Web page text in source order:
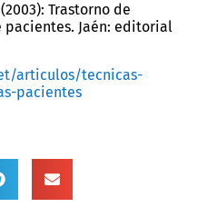
Trastorno de
Jaén: editorial
articulos/tecnicas-
pacientes